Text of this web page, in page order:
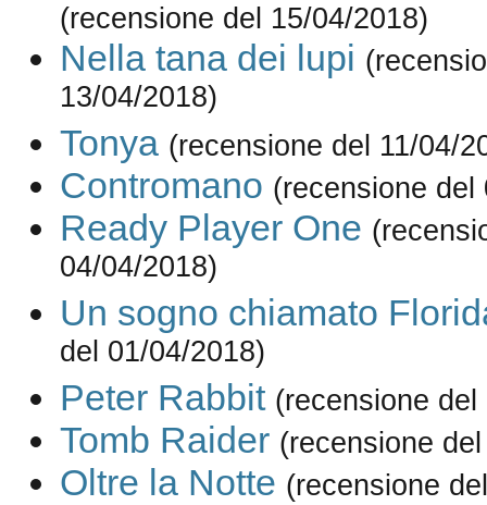
(recensione del 15/04/2018)
Nella tana dei lupi
13/04/2018)
Tonya (recensione del 11/04/
Contromano (recensione del
Ready Player One
04/04/2018)
Un sogno chiamato
del 01/04/2018)
Peter Rabbit (recensione
Tomb Raider (recensione
Oltre la Notte (recensione